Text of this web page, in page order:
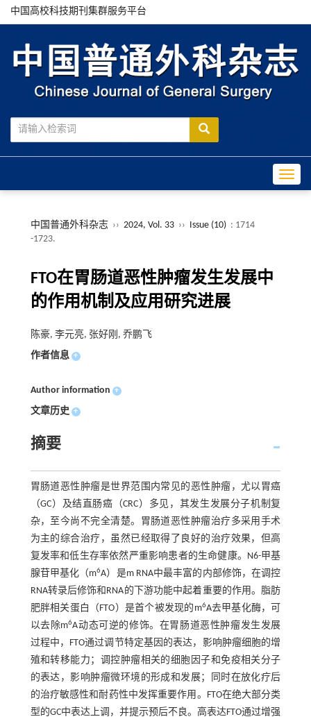
中国高校科技期刊集群服务平台
中国普通外科杂志 ›› 2024, Vol. 33 ›› Issue (10) : 1714
-1723.
FTO在胃肠道恶性肿瘤发生发展中
的作用机制及应用研究进展
陈豪, 李元亮, 张好刚, 乔鹏飞
作者信息 +
Author information +
文章历史 +
摘要
胃肠道恶性肿瘤是世界范围内常见的恶性肿瘤，尤以胃癌
（GC）及结直肠癌（CRC）多见，其发生发展分子机制复
杂，至今尚不完全清楚。胃肠道恶性肿瘤治疗多采用手术
为主的综合治疗，虽然已经取得了良好的治疗效果，但高
复发率和低生存率依然严重影响患者的生命健康。N6-甲基
腺苷甲基化（m6A）是m RNA中最丰富的内部修饰，在调控
RNA转录后修饰和RNA的下游功能中起着重要的作用。脂肪
肥胖相关蛋白（FTO）是首个被发现的m6A去甲基化酶，可
以去除m6A动态可逆的修饰。在胃肠道恶性肿瘤发生发展
过程中，FTO通过调节特定基因的表达，影响肿瘤细胞的增
殖和转移能力；调控肿瘤相关的细胞因子和免疫相关分子
的表达，影响肿瘤微环境的形成和发展；同时在放化疗后
的治疗敏感性和耐药性中发挥重要作用。FTO在绝大部分类
型的GC中表达上调，并提示预后不良。高表达FTO通过增强